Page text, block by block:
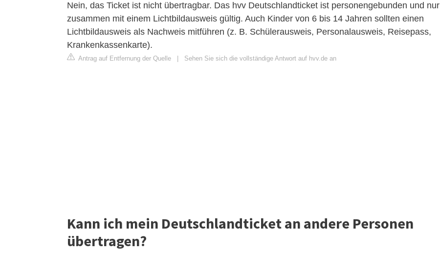
Nein, das Ticket ist nicht übertragbar. Das hvv Deutschlandticket ist personengebunden und nur
zusammen mit einem Lichtbildausweis gültig. Auch Kinder von 6 bis 14 Jahren sollten einen
Lichtbildausweis als Nachweis mitführen (z. B. Schülerausweis, Personalausweis, Reisepass,
Krankenkassenkarte).
Antrag auf Entfernung der Quelle Sehen Sie sich die vollständige Antwort auf hvv.de an
Kann ich mein Deutschlandticket an andere Personen
übertragen?